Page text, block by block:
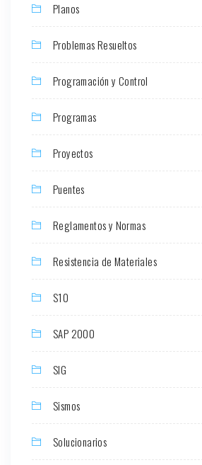
Planos
Problemas Resueltos
Programación y Control
Programas
Proyectos
Puentes
Reglamentos y Normas
Resistencia de Materiales
S10
SAP 2000
SIG
Sismos
Solucionarios